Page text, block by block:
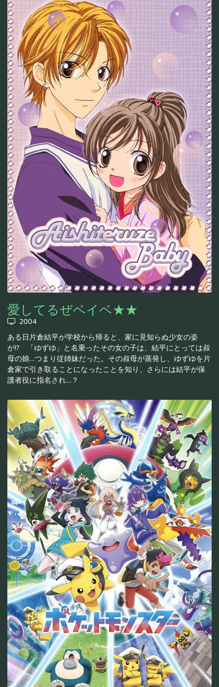
愛してるぜベイベ★★
2004
ある日片倉結平が学校から帰ると、家に見知らぬ少女の姿
が!? 「ゆずゆ」と名乗ったその女の子は、結平にとっては叔
母の娘…つまり従姉妹だった。その叔母が蒸発し、ゆずゆを片
倉家で引き取ることになったことを知り、さらには結平が保
護者役に指名され…？